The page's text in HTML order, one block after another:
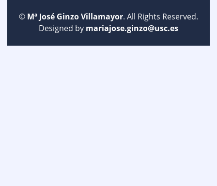
© Mª José Ginzo Villamayor. All Rights Reserved.
Designed by mariajose.ginzo@usc.es